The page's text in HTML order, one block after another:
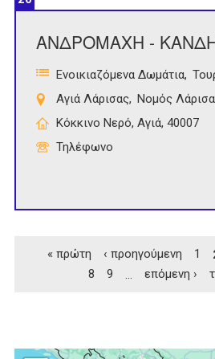
ΑΝΔΡΟΜΑΧΗ -
Ενοικιαζόμενα Δωμάτια
Αγιά Λάρισας
Νομός
Κόκκινο Νερό, Αγιά, 40007
Τηλέφωνο
« πρώτη ‹ προηγούμενη 1
8
9 επόμενη ›